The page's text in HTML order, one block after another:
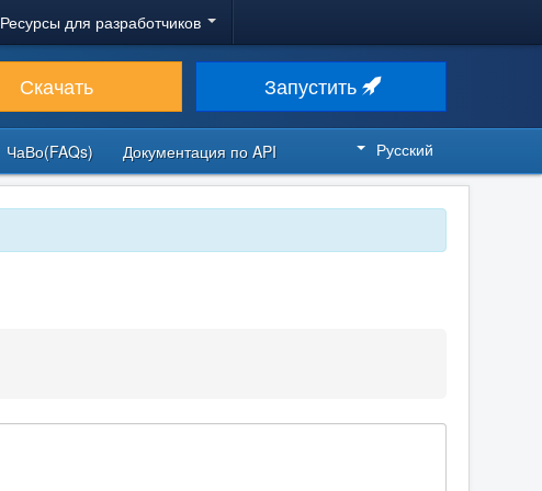
Ресурсы для разработчиков
Скачать Запустить
ЧаВо(FAQs) Документация по API Русский